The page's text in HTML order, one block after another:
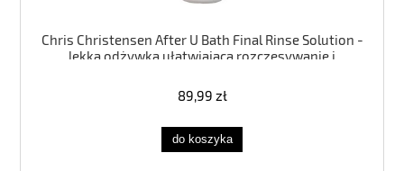
Chris Christensen After U Bath Final Rinse Solution -
lekka odżywka ułatwiająca rozczesywanie i
473ml
89,99 zł
do koszyka